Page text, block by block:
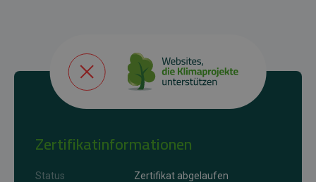
Zertifikatinformationen
Status
Zertifikat abgelaufen